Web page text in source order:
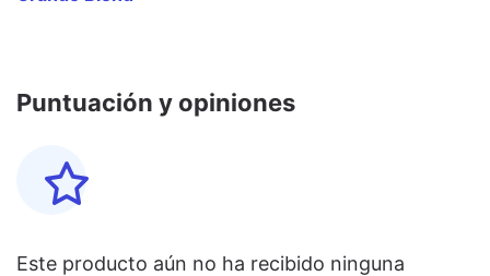
Puntuación y opiniones
Este producto aún no ha recibido ninguna